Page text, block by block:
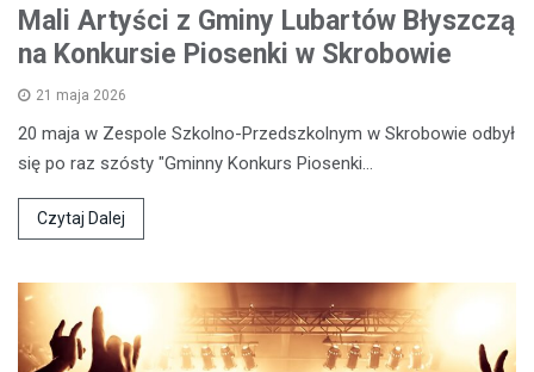
Mali Artyści z Gminy Lubartów Błyszczą
na Konkursie Piosenki w Skrobowie
21 maja 2026
20 maja w Zespole Szkolno-Przedszkolnym w Skrobowie odbył
się po raz szósty "Gminny Konkurs Piosenki…
Czytaj Dalej